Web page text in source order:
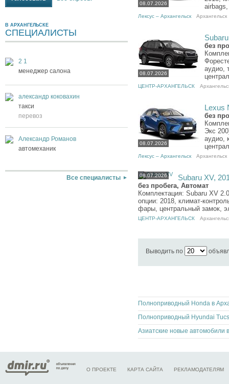
В АРХАНГЕЛЬСКЕ
СПЕЦИАЛИСТЫ
2 1
менеджер салона
александр коковахин
такси
перевоз
Александр Романов
автомеханик
Все специалисты
08.07.2026
Лексус – Архангельск Архангельск
08.07.2026
без
аудио,
ЦЕНТР-АРХАНГЕЛЬСК
08.07.2026
Lexus
без
Экс
аудио,
Лексус – Архангельск Архангельск
08.07.2026 Subaru XV,
без пробега, Автомат
Комплектация: Subaru XV
опции: 2018, климат-
фары, центральный замок,
ЦЕНТР-АРХАНГЕЛЬСК
Выводить по
О ПРОЕКТЕ КАРТА САЙТА РЕКЛАМОДАТЕЛЯМ